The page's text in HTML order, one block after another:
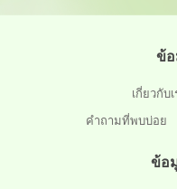
ข้อ
เกี่ยวกับเ
คำถามที่พบบ่อย
ข้อ